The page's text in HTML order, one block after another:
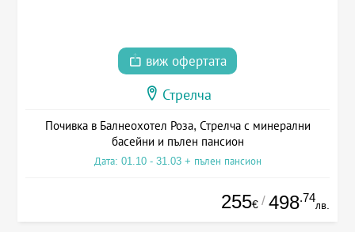
виж офертата
Стрелча
Почивка в Балнеохотел Роза, Стрелча с минерални
басейни и пълен пансион
Дата: 01.10 - 31.03 + пълен пансион
255€ / 498.74
лв.